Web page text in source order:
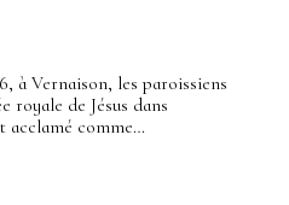
à Vernaison, les paroissiens
royale de Jésus dans
acclamé comme…